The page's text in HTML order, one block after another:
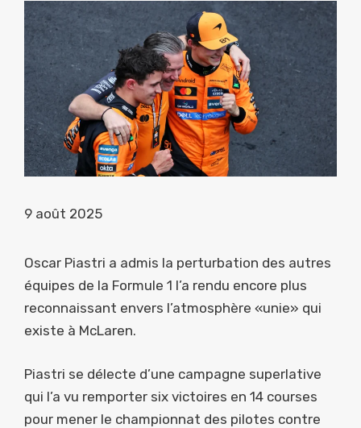
9 août 2025
Oscar Piastri a admis la perturbation des autres
équipes de la Formule 1 l’a rendu encore plus
reconnaissant envers l’atmosphère «unie» qui
existe à McLaren.
Piastri se délecte d’une campagne superlative
qui l’a vu remporter six victoires en 14 courses
pour mener le championnat des pilotes contre